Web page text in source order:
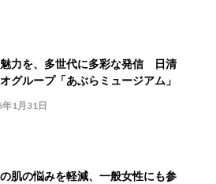
力を、多世代に多彩な発信 日清
グループ「あぶらミュージアム」
年1月31日
肌の悩みを軽減、一般女性にも参